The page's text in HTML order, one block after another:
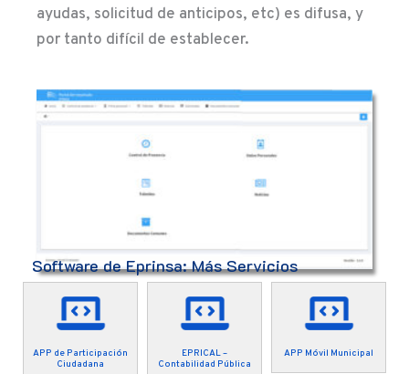
ayudas, solicitud de anticipos, etc) es difusa, y
por tanto difícil de establecer.
Software de Eprinsa: Más Servicios
APP de Participación
Ciudadana
EPRICAL –
Contabilidad Pública
APP Móvil Municipal